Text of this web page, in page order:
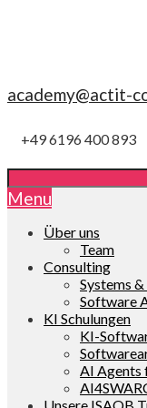
academy@actit-
+49 6196 400 893
Menu
Über uns
Team
Consulting
Systems
Software
KI Schulungen
KI-
AI Agents